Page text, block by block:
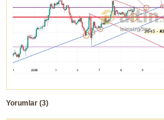
Yorumlar (3)